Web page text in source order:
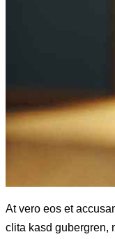
At vero eos et
clita kasd gubergren,